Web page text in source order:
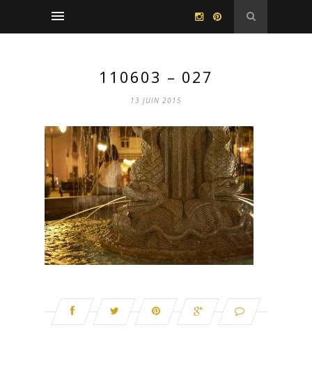
110603 – 027
13 JUIN 2015